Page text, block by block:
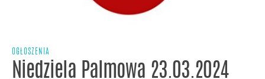
OGŁOSZENIA
Niedziela Palmowa 23.03.2024